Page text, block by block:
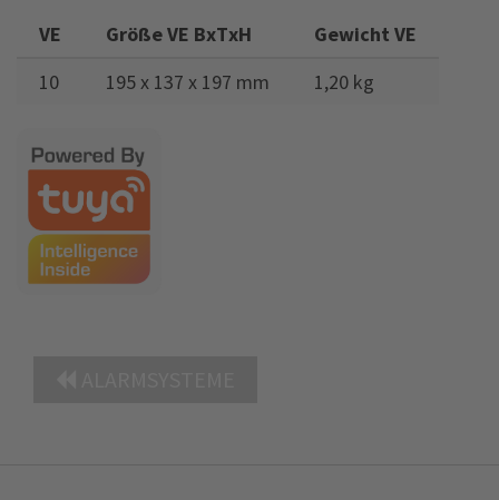
VE
Größe VE BxTxH
Gewicht VE
10
195 x 137 x 197 mm 1,20 kg